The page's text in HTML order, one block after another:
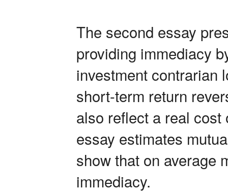
The second essay
providing immediacy
investment contrarian
short-term return
also reflect a real
essay estimates
show that on average
immediacy.